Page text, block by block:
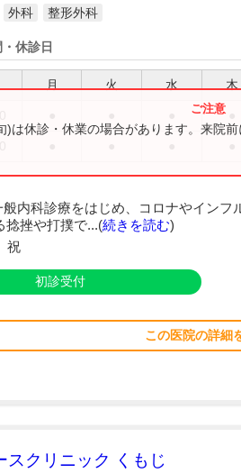
外科 整形外科
休診日
月 火 水 木
)は休診・休業の場合があります。来院
般内科診療をはじめ、コロナやインフ
捻挫や打撲で...(続きを読む)
祝
初診受付
この医院の詳細
スクリニック くもじ